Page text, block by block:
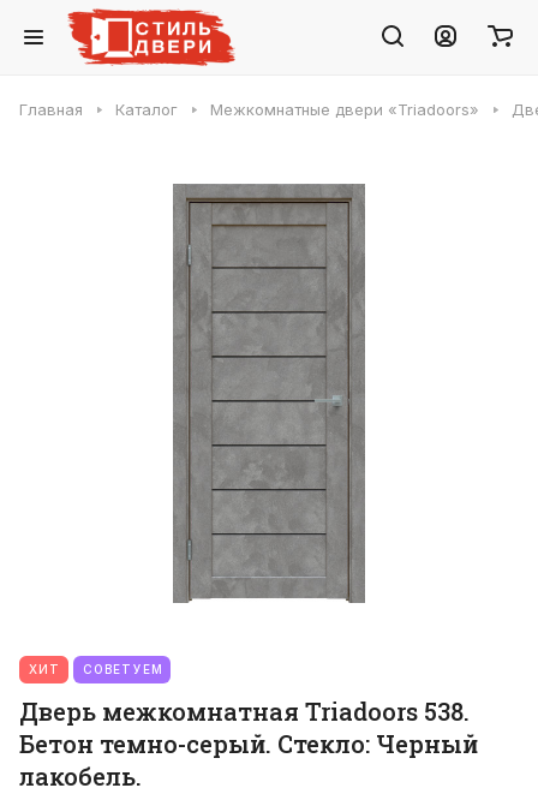
Главная Каталог Межкомнатные двери «Triadoors»
ХИТ СОВЕТУЕМ
Дверь межкомнатная Triadoors 538.
Бетон темно-серый. Стекло: Черный
лакобель.